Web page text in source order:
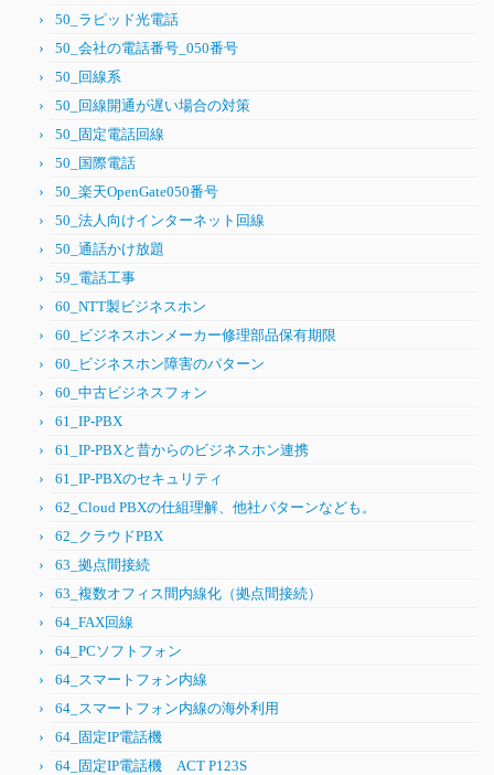
50_ラピッド光電話
50_会社の電話番号_050番号
50_回線系
50_回線開通が遅い場合の対策
50_固定電話回線
50_国際電話
50_楽天OpenGate050番号
50_法人向けインターネット回線
50_通話かけ放題
59_電話工事
60_NTT製ビジネスホン
60_ビジネスホンメーカー修理部品保有期限
60_ビジネスホン障害のパターン
60_中古ビジネスフォン
61_IP-PBX
61_IP-PBXと昔からのビジネスホン連携
61_IP-PBXのセキュリティ
62_Cloud PBXの仕組理解、他社パターンなども。
62_クラウドPBX
63_拠点間接続
63_複数オフィス間内線化（拠点間接続）
64_FAX回線
64_PCソフトフォン
64_スマートフォン内線
64_スマートフォン内線の海外利用
64_固定IP電話機
64_固定IP電話機 ACT P123S